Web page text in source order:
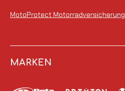
MotoProtect Motorradversicherung
MARKEN